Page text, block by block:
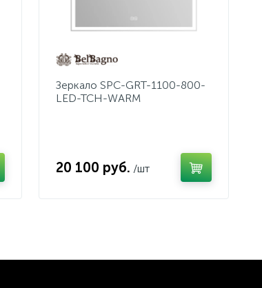
Зеркало SPC-GRT-1100-800-
LED-TCH-WARM
20 100 руб. /шт